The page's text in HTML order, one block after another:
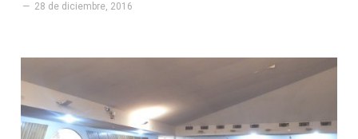
28 de diciembre, 2016